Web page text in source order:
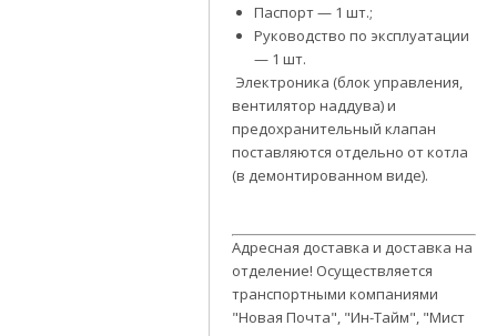
Паспорт — 1 шт.;
Руководство по эксплуатации
— 1 шт.
Электроника (блок управления,
вентилятор наддува) и
предохранительный клапан
поставляются отдельно от котла
(в демонтированном виде).
Адресная доставка и доставка на
отделение! Осуществляется
транспортными компаниями
"Новая Почта", "Ин-Тайм", "Мист